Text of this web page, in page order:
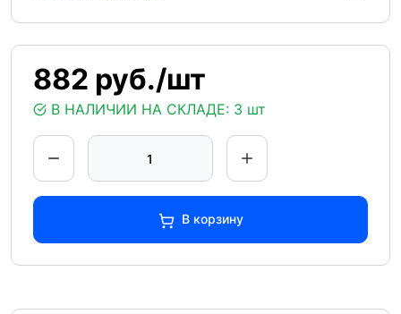
882 руб./шт
В НАЛИЧИИ НА СКЛАДЕ: 3 шт
В корзину